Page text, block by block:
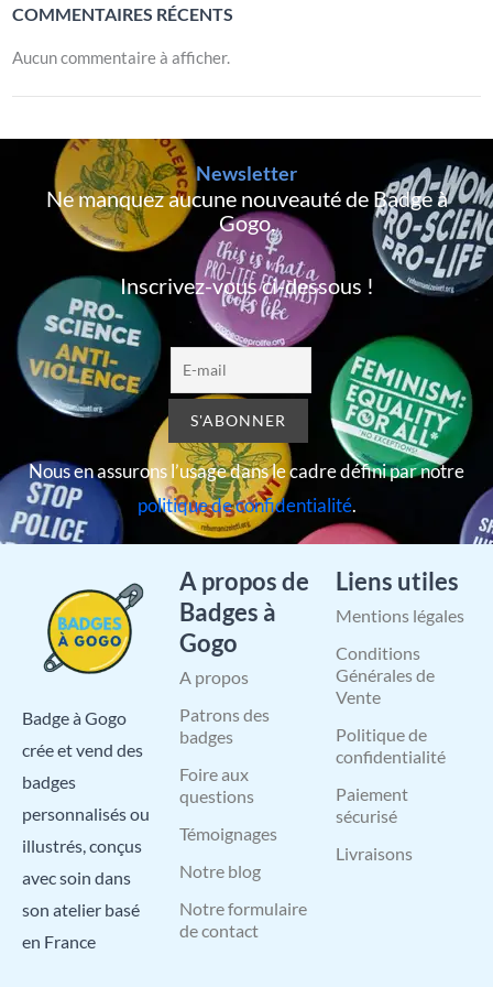
COMMENTAIRES RÉCENTS
Aucun commentaire à afficher.
Newsletter
Ne manquez aucune nouveauté de Badge à
Gogo,
Inscrivez-vous ci-dessous !
Nous en assurons l’usage dans le cadre défini par notre
politique de confidentialité.
Badge à Gogo
crée et vend des
badges
personnalisés ou
illustrés, conçus
avec soin dans
son atelier basé
en France
A propos de
Badges à
Gogo
A propos
Patrons des
badges
Foire aux
questions
Témoignages
Notre blog
Notre formulaire
de contact
Liens utiles
Mentions légales
Conditions
Générales de
Vente
Politique de
confidentialité
Paiement
sécurisé
Livraisons